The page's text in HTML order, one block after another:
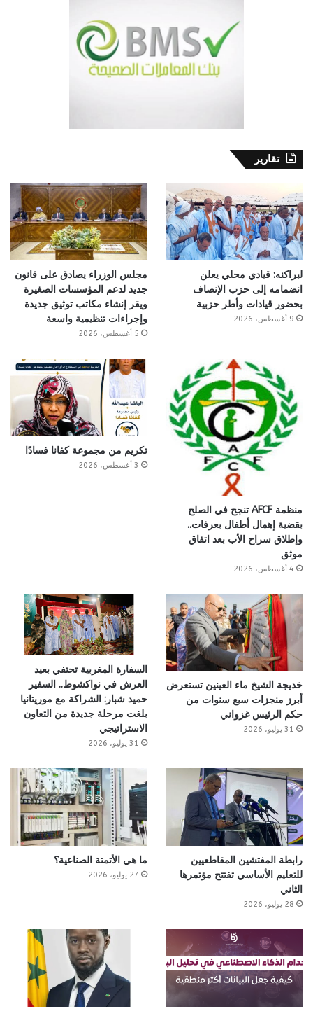
تقارير
لبراكنه: قيادي محلي يعلن
انضمامه إلى حزب الإنصاف
بحضور قيادات وأطر حزبية
9 أغسطس، 2026
مجلس الوزراء يصادق على قانون
جديد لدعم المؤسسات الصغيرة
ويقر إنشاء مكاتب توثيق جديدة
وإجراءات تنظيمية واسعة
5 أغسطس، 2026
منظمة AFCF تنجح في الصلح
بقضية إهمال أطفال بعرفات..
وإطلاق سراح الأب بعد اتفاق
موثق
4 أغسطس، 2026
تكريم من مجموعة كفانا فسادًا
3 أغسطس، 2026
خديجة الشيخ ماء العينين تستعرض
أبرز منجزات سبع سنوات من
حكم الرئيس غزواني
31 يوليو، 2026
السفارة المغربية تحتفي بعيد
العرش في نواكشوط.. السفير
حميد شبار: الشراكة مع موريتانيا
بلغت مرحلة جديدة من التعاون
الاستراتيجي
31 يوليو، 2026
رابطة المفتشين المقاطعيين
للتعليم الأساسي تفتتح مؤتمرها
الثاني
28 يوليو، 2026
ما هي الأتمتة الصناعية؟
27 يوليو، 2026